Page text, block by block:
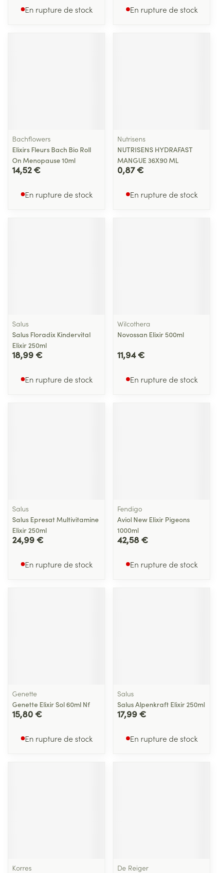
En rupture de stock En rupture de stock
Bachflowers
Elixirs Fleurs Bach Bio Roll
On Menopause 10ml
14,52 €
En rupture de stock
Nutrisens
NUTRISENS HYDRAFAST
MANGUE 36X90 ML
0,87 €
En rupture de stock
Salus
Salus Floradix Kindervital
Elixir 250ml
18,99 €
En rupture de stock
Wilcothera
Novossan Elixir 500ml
11,94 €
En rupture de stock
Salus
Salus Epresat Multivitamine
Elixir 250ml
24,99 €
En rupture de stock
Fendigo
Aviol New Elixir Pigeons
1000ml
42,58 €
En rupture de stock
Genette
Genette Elixir Sol 60ml Nf
15,80 €
En rupture de stock
Salus
Salus Alpenkraft Elixir 250ml
17,99 €
En rupture de stock
Korres
De Reiger